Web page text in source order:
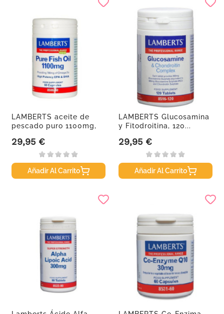
LAMBERTS aceite de
pescado puro 1100mg,
Precio
29,95 €
Añadir Al Carrito
LAMBERTS Glucosamina
y Fitodroitina, 120...
Precio
29,95 €
Añadir Al Carrito